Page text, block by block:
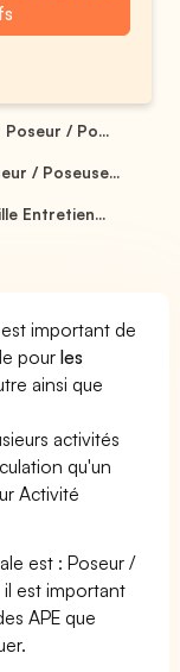
Poseur / Po...
/ Poseuse...
Entretien...
est important de
pourles
ainsi que
activités
qu'un
Activité
est : Poseur /
est important
APE que